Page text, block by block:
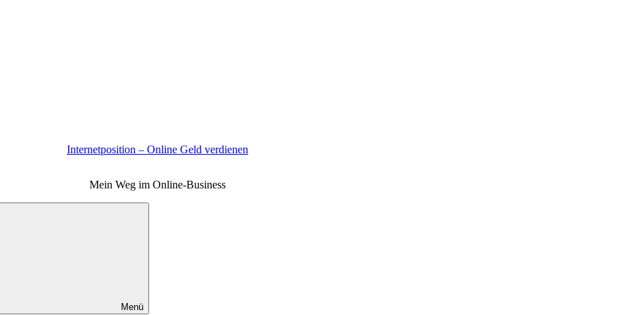
Internetposition – Online Geld verdienen
Mein Weg im Online-Business
Menü